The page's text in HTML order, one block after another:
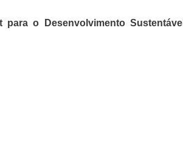
para o Desenvolvimento Sustentável